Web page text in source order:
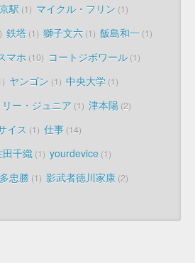
駅 1 マイクル・フリン 1
鉄塔 1 獅子文六 1 飯島和一 1
マホ 10 コートジボワール 1
ヤンゴン 1 中央大学 1
ー・ジュニア 1 津本陽 2
イス 1 仕事 14
田千織 1 yourdevice 1
忠勝 1 影武者徳川家康 2